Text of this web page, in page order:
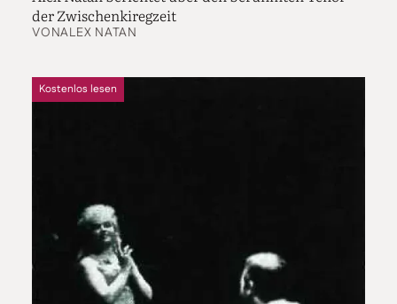
der Zwischenkiregzeit
VONALEX NATAN
Kostenlos lesen